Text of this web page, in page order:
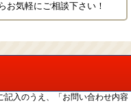
お気軽にご相談下さい！
記入のうえ、「お問い合わせ内容